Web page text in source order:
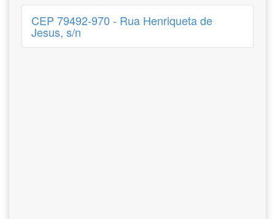
CEP 79492-970 - Rua Henriqueta de
Jesus, s/n